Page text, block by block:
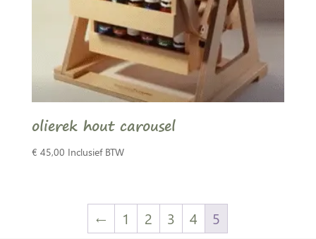
olierek hout carousel
€ 45,00 Inclusief BTW
← 1 2 3 4 5